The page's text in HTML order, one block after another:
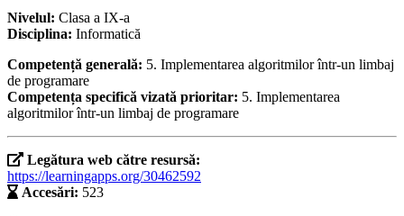
Nivelul: Clasa a IX-a
Disciplina: Informatică
Competență generală: 5. Implementarea algoritmilor într-un limbaj
de programare
Competența specifică vizată prioritar: 5. Implementarea
algoritmilor într-un limbaj de programare
Legătura web către resursă:
https://learningapps.org/30462592
Accesări: 523